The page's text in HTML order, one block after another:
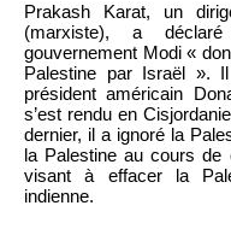
Prakash Karat, un
(marxiste), a
gouvernement Modi «
Palestine par Israël ».
président américain
s’est rendu en
dernier, il a ignoré la
la Palestine au cours de
visant à effacer la
indienne.